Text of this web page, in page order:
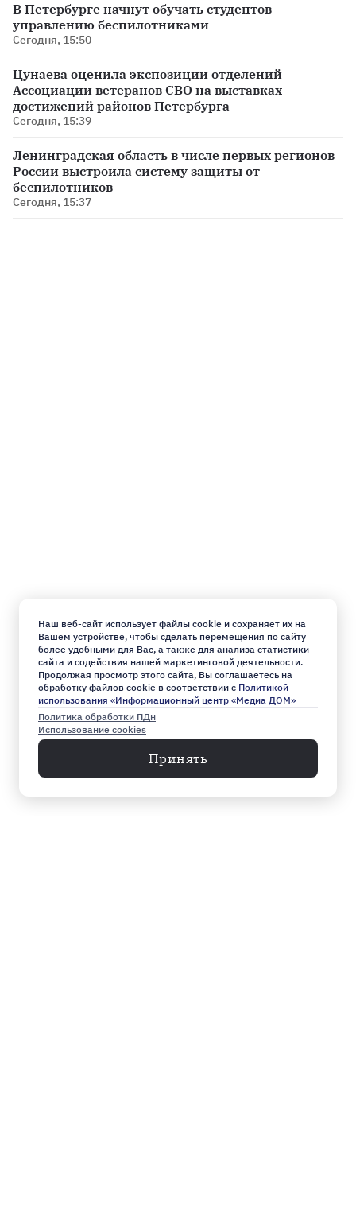
В Петербурге начнут обучать студентов
управлению беспилотниками
Сегодня, 15:50
Цунаева оценила экспозиции отделений
Ассоциации ветеранов СВО на выставках
достижений районов Петербурга
Сегодня, 15:39
Ленинградская область в числе первых регионов
России выстроила систему защиты от
беспилотников
Сегодня, 15:37
Наш веб-сайт использует файлы cookie и сохраняет их на
Вашем устройстве, чтобы сделать перемещения по сайту
более удобными для Вас, а также для анализа статистики
сайта и содействия нашей маркетинговой деятельности.
Продолжая просмотр этого сайта, Вы соглашаетесь на
обработку файлов cookie в соответствии с Политикой
использования «Информационный центр «Медиа ДОМ»
Политика обработки ПДн
Использование cookies
Принять